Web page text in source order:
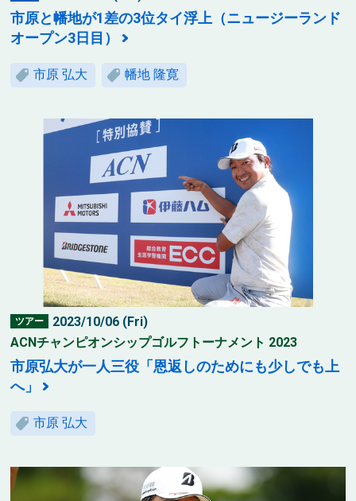
市原と幡地が1差の3位タイ浮上（ニュージーランド
オープン3日目）
市原 弘大 幡地 隆寛
ツアー
2023/10/06 (Fri)
ACNチャンピオンシップゴルフトーナメント 2023
市原弘大が一人三役「恩返しのためにも少しでも上
へ」
市原 弘大